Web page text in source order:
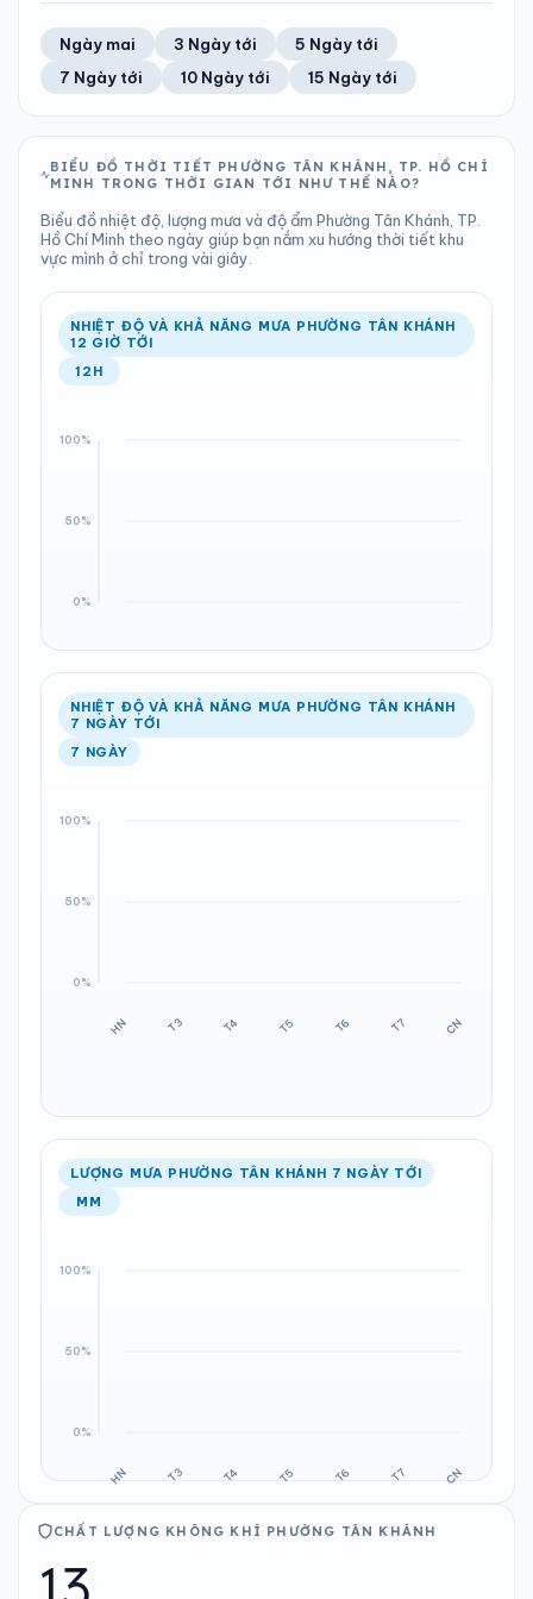
22°C 13%
Khả năng mưa
0.15 mm
Tổng cả ngày
1009 hPa
Bình thường
8
Chỉ số UV
Tốt
Ước lượng
22°C
Ổn định
100%
Khả năng mưa
Trung bình ngày Tốc độ gió
TIA UV TẦM NHÌN
LƯỢNG MƯA
0.33 mm
Tổng cả ngày
ÁP SUẤT
1010 hPa
Bình thường
Ổn định Khả năng mưa
Ngày mai 3 Ngày tới
5 Ngày tới
7 Ngày tới
10 Ngày tới 15 Ngày tới
BIỂU ĐỒ THỜI TIẾT PHƯỜNG TÂN KHÁNH, TP. HỒ CHÍ
MINH TRONG THỜI GIAN TỚI NHƯ THẾ NÀO?
Biểu đồ nhiệt độ, lượng mưa và độ ẩm Phường Tân Khánh, TP.
Hồ Chí Minh theo ngày giúp bạn nắm xu hướng thời tiết khu
vực mình ở chỉ trong vài giây.
NHIỆT ĐỘ VÀ KHẢ NĂNG MƯA PHƯỜNG TÂN KHÁNH
12 GIỜ TỚI
12H
NHIỆT ĐỘ VÀ KHẢ NĂNG MƯA PHƯỜNG TÂN KHÁNH
7 NGÀY TỚI
7 NGÀY
LƯỢNG MƯA PHƯỜNG TÂN KHÁNH 7 NGÀY TỚI
MM
CHẤT LƯỢNG KHÔNG KHÍ PHƯỜNG TÂN KHÁNH